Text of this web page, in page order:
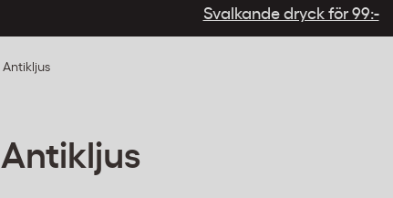
Svalkande dryck för 99:-
Antikljus
Antikljus